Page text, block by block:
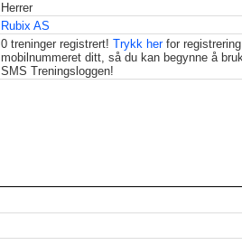
Herrer
Rubix AS
0 treninger registrert! Trykk herfor
mobilnummeret ditt, så du kan begynne å
SMS Treningsloggen!